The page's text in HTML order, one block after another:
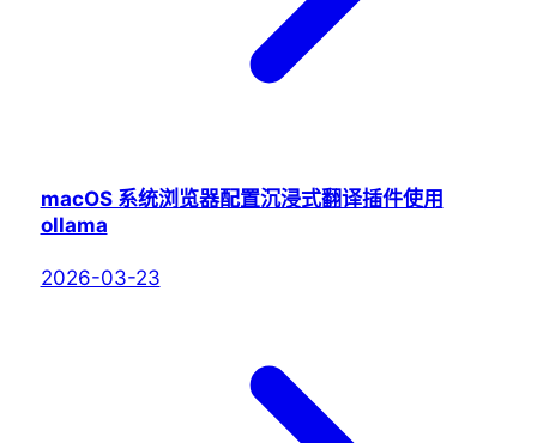
macOS 系统浏览器配置沉浸式翻译插件使用
ollama
2026-03-23